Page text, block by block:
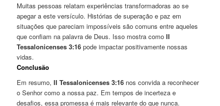
Muitas pessoas relatam experiências transformadoras ao se
apegar a este versículo. Histórias de superação e paz em
situações que pareciam impossíveis são comuns entre aqueles
que confiam na palavra de Deus. Isso mostra comoII
Tessalonicenses 3:16 pode impactar positivamente nossas
vidas.
Conclusão
Em resumo,II Tessalonicenses 3:16 nos convida a reconhecer
o Senhor como a nossa paz. Em tempos de incerteza e
desafios, essa promessa é mais relevante do que nunca.